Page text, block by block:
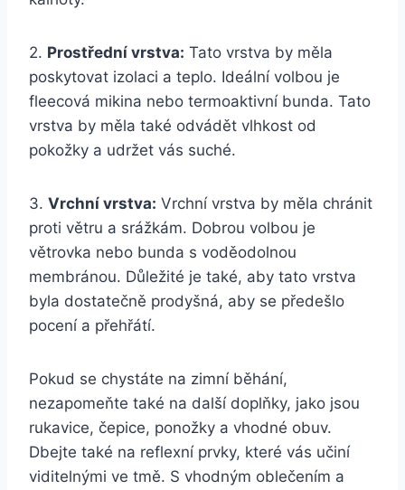
2. Prostřední vrstva: Tato vrstva by měla
poskytovat izolaci a teplo. Ideální volbou je
fleecová mikina nebo termoaktivní bunda. Tato
vrstva by měla také odvádět vlhkost od
pokožky a udržet vás suché.
3. Vrchní vrstva: Vrchní vrstva by měla chránit
proti větru a srážkám. Dobrou volbou je
větrovka nebo bunda s voděodolnou
membránou. Důležité je také, aby tato vrstva
byla dostatečně prodyšná, aby se předešlo
pocení a přehřátí.
Pokud se chystáte na zimní běhání,
nezapomeňte také na další doplňky, jako jsou
rukavice, čepice, ponožky a vhodné obuv.
Dbejte také na reflexní prvky, které vás učiní
viditelnými ve tmě. S vhodným oblečením a